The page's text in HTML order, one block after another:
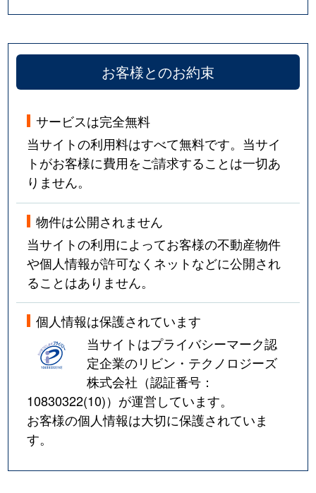
お客様とのお約束
サービスは完全無料
当サイトの利用料はすべて無料です。当サイ
トがお客様に費用をご請求することは一切あ
りません。
物件は公開されません
当サイトの利用によってお客様の不動産物件
や個人情報が許可なくネットなどに公開され
ることはありません。
個人情報は保護されています
当サイトはプライバシーマーク認
定企業のリビン・テクノロジーズ
株式会社（認証番号：
10830322(10)）が運営しています。
お客様の個人情報は大切に保護されていま
す。